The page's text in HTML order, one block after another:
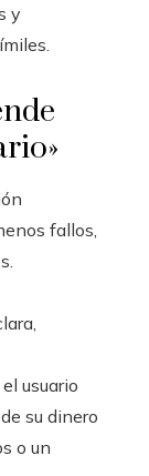
y
fallos,
el usuario
su dinero
o un